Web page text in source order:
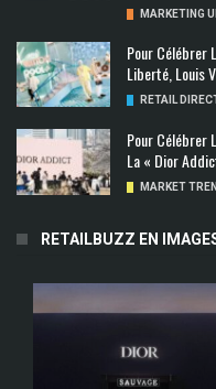
MARKETING
Pour Célébrer
Liberté, Louis
RETAIL
Pour Célébrer
La « Dior
MARKET
RETAILBUZZ EN